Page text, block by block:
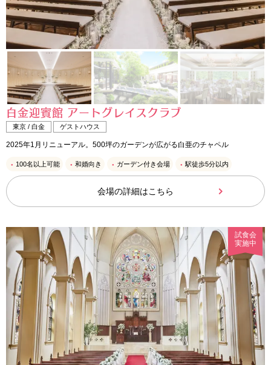
白金迎賓館 アートグレイスクラブ
東京 / 白金 ゲストハウス
2025年1月リニューアル。500坪のガーデンが広がる白亜のチャペル
100名以上可能 和婚向き ガーデン付き会場 駅徒歩5分以内
会場の詳細はこちら
試食会
実施中